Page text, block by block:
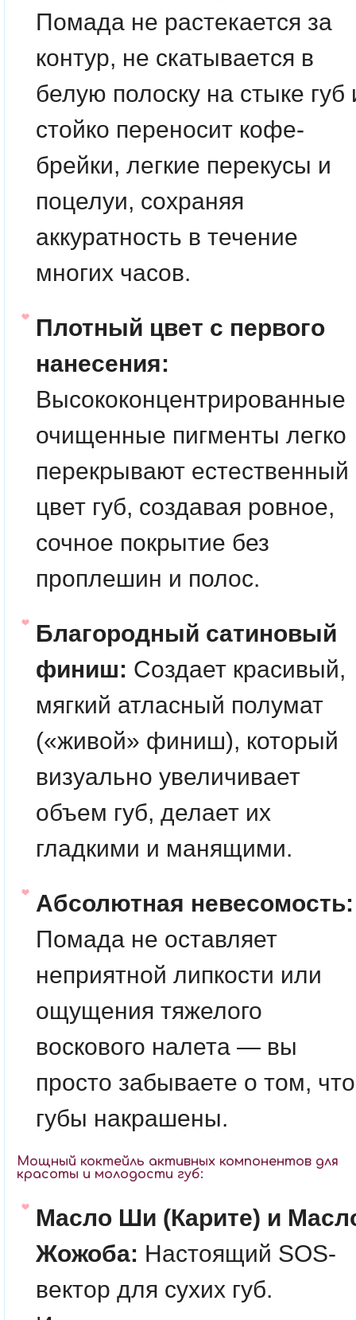
Помада не растекается за
контур, не скатывается в
белую полоску на стыке губ
стойко переносит кофе-
брейки, легкие перекусы и
поцелуи, сохраняя
аккуратность в течение
многих часов.
Плотный цвет с первого
нанесения:
Высококонцентрированные
очищенные пигменты легко
перекрывают естественный
цвет губ, создавая ровное,
сочное покрытие без
проплешин и полос.
Благородный сатиновый
финиш: Создает красивый,
мягкий атласный полумат
(«живой» финиш), который
визуально увеличивает
объем губ, делает их
гладкими и манящими.
Абсолютная невесомость:
Помада не оставляет
неприятной липкости или
ощущения тяжелого
воскового налета — вы
просто забываете о том, что
губы накрашены.
Мощный коктейль активных компонентов для
красоты и молодости губ:
Масло Ши (Карите) и
Жожоба: Настоящий SOS-
вектор для сухих губ.